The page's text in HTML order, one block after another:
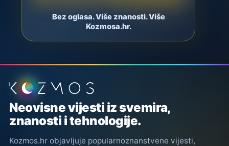
Bez oglasa. Više znanosti. Više
Kozmosa.hr.
Podnožje stranice
Neovisne vijesti iz svemira,
znanosti i tehnologije.
Kozmos.hr objavljuje popularnoznanstvene vijesti,